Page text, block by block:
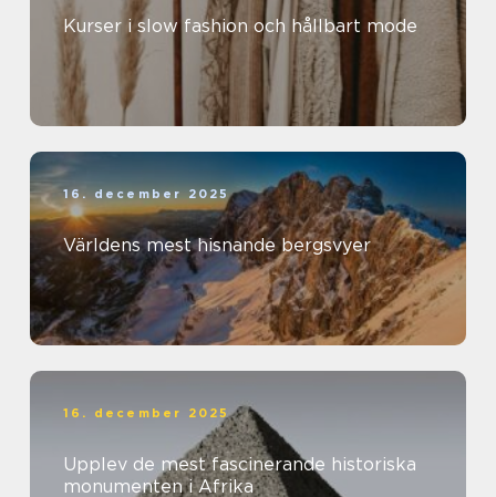
Kurser i slow fashion och hållbart mode
16. december 2025
Världens mest hisnande bergsvyer
16. december 2025
Upplev de mest fascinerande historiska
monumenten i Afrika